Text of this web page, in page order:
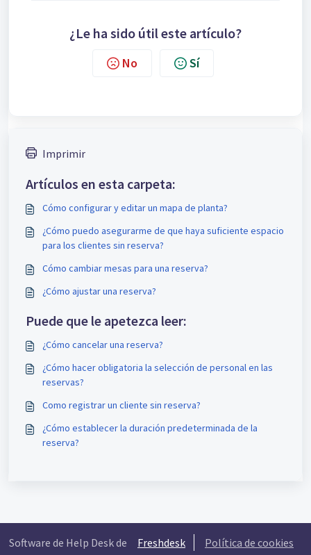
¿Le ha sido útil este artículo?
No Sí
Imprimir
Artículos en esta carpeta:
Cómo configurar y editar un mapa de planta?
¿Cómo puedo asegurarme de que haya suficiente espacio
para los clientes sin reserva?
Cómo cambiar mesas para una reserva?
¿Cómo ajustar una reserva?
Puede que le apetezca leer:
¿Cómo cancelar una reserva?
¿Cómo hacer obligatoria la selección de personal en las
reservas?
Como registrar un cliente sin reserva?
¿Cómo establecer la duración predeterminada de la
reserva?
Software de Help Desk de Freshdesk Política de cookies